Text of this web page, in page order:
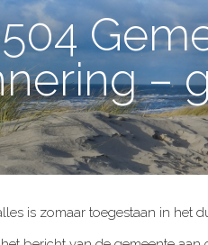
–
is zomaar toegestaan in het